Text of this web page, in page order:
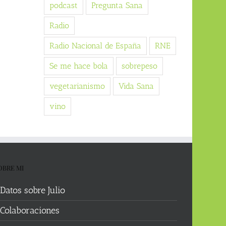
podcast Pregunta Sana
Radio
Radio Nacional de España RNE
Se me hace bola sobrepeso
vegetarianismo Vida Sana
vino
MI
Datos sobre Julio
Colaboraciones